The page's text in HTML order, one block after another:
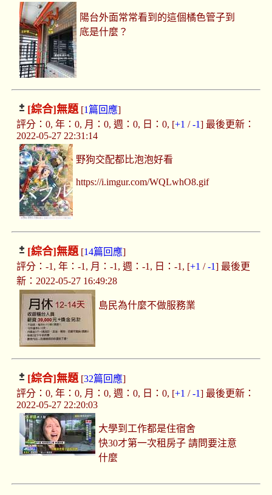
陽台外面常常看到的這個橘色管子到
底是什麼？
[綜合]無題[1篇回應]
評分：0, 年：0, 月：0, 週：0, 日：0, [+1 /-1] 最後更新：
2022-05-27 22:31:14
野狗交配都比泡泡好看
https://i.imgur.com/WQLwhO8.gif
[綜合]無題[14篇回應]
評分：-1, 年：-1, 月：-1, 週：-1, 日：-1, [+1 /-1] 最後更
新：2022-05-27 16:49:28
島民為什麼不做服務業
[綜合]無題[32篇回應]
評分：0, 年：0, 月：0, 週：0, 日：0, [+1 /-1] 最後更新：
2022-05-27 22:20:03
大學到工作都是住宿舍
快30才第一次租房子 請問要注意
什麼